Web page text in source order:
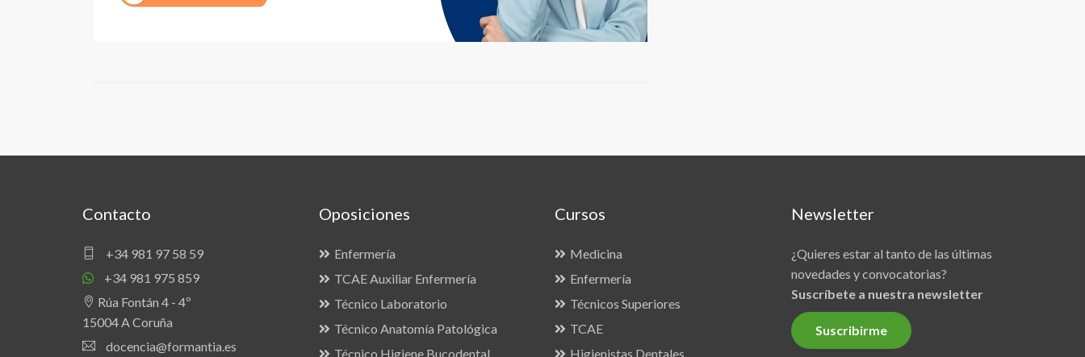
Contacto
+34 981 97 58 59
+34 981 975 859
Rúa Fontán 4 - 4º
15004 A Coruña
docencia@formantia.es
Oposiciones
Enfermería
TCAE Auxiliar Enfermería
Técnico Laboratorio
Técnico Anatomía Patológica
Técnico Higiene Bucodental
Cursos
Medicina
Enfermería
Técnicos Superiores
TCAE
Higienistas Dentales
Newsletter
¿Quieres estar al tanto de las últimas
novedades y convocatorias?
Suscríbete a nuestra newsletter
Suscribirme